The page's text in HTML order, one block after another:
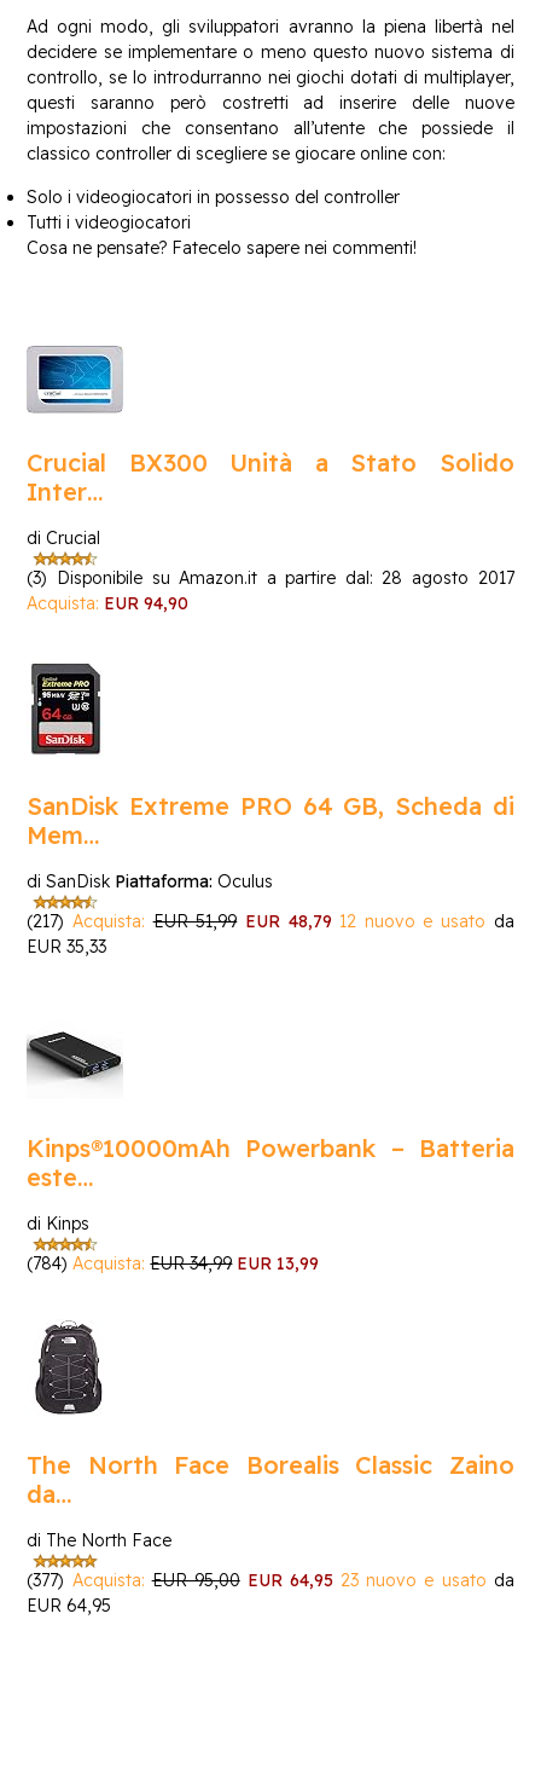
Ad ogni modo, gli sviluppatori avranno la piena libertà nel
decidere se implementare o meno questo nuovo sistema di
controllo, se lo introdurranno nei giochi dotati di multiplayer,
questi saranno però costretti ad inserire delle nuove
impostazioni che consentano all’utente che possiede il
classico controller di scegliere se giocare online con:
Solo i videogiocatori in possesso del controller
Tutti i videogiocatori
Cosa ne pensate? Fatecelo sapere nei commenti!
Crucial BX300 Unità a Stato Solido
Inter…
di Crucial
(3) Disponibile su Amazon.it a partire dal: 28 agosto 2017
Acquista: EUR 94,90
SanDisk Extreme PRO 64 GB, Scheda di
Mem…
di SanDisk Piattaforma: Oculus
(217)Acquista:EUR 51,99 EUR 48,79 12 nuovo e usato da
EUR 35,33
Kinps®10000mAh Powerbank – Batteria
este…
di Kinps
(784)Acquista:EUR 34,99 EUR 13,99
The North Face Borealis Classic Zaino
da…
di The North Face
(377) Acquista:EUR 95,00 EUR 64,95 23 nuovo e usato da
EUR 64,95